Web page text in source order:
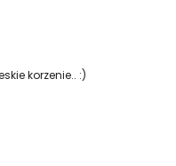
korzenie.. :)